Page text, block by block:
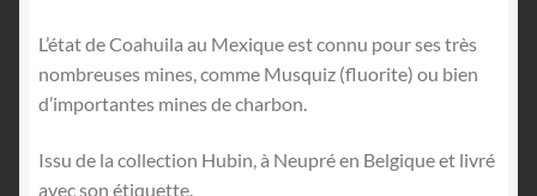
L’état de Coahuila au Mexique est connu pour ses très
nombreuses mines, comme Musquiz (fluorite) ou bien
d’importantes mines de charbon.
Issu de la collection Hubin, à Neupré en Belgique et livré
avec son étiquette.